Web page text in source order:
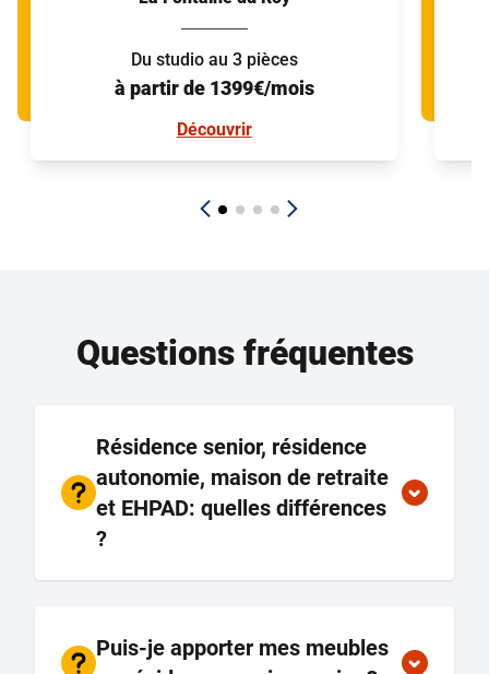
Du studio au 3 pièces
à partir de 1399€/mois
Découvrir
Questions fréquentes
Résidence senior, résidence
autonomie, maison de retraite
et EHPAD: quelles différences
?
Puis-je apporter mes meubles